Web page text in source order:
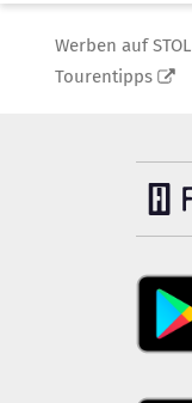
Werben auf STOL
Tourentipps